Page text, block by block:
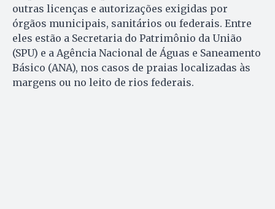
outras licenças e autorizações exigidas por
órgãos municipais, sanitários ou federais. Entre
eles estão a Secretaria do Patrimônio da União
(SPU) e a Agência Nacional de Águas e Saneamento
Básico (ANA), nos casos de praias localizadas às
margens ou no leito de rios federais.